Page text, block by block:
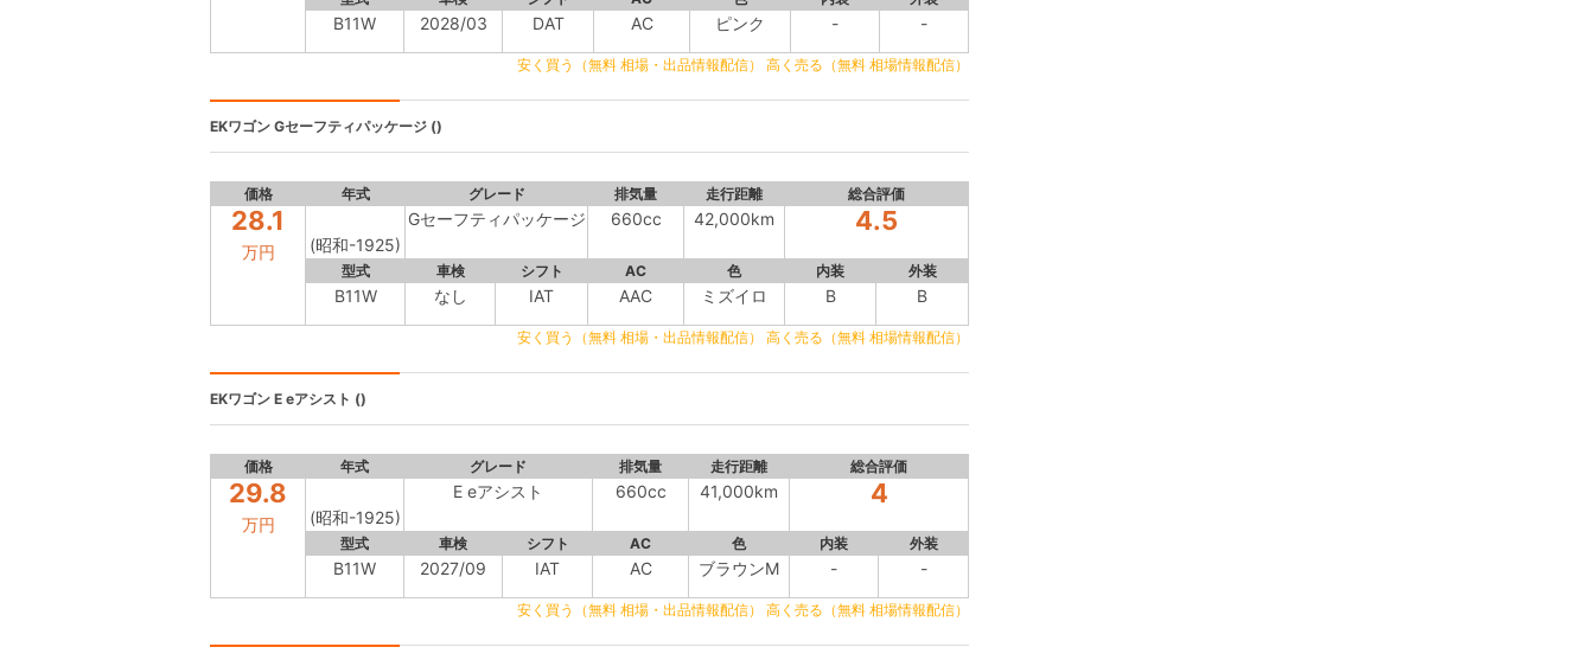
B11W 2028/03 DAT AC ピンク - -
安く買う（無料 相場・出品情報配信） 高く売る（無料 相場情報配信）
EKワゴン Gセーフティパッケージ ()
価格 年式 グレード 排気量 走行距離 総合評価
28.1
万円 (昭和-1925)
Gセーフティパッケージ 660cc 42,000km 4.5
型式 車検 シフト AC 色 内装 外装
B11W なし IAT AAC ミズイロ B B
安く買う（無料 相場・出品情報配信） 高く売る（無料 相場情報配信）
EKワゴン E eアシスト ()
価格 年式 グレード 排気量 走行距離 総合評価
29.8
万円 (昭和-1925)
E eアシスト 660cc 41,000km 4
型式 車検 シフト AC 色 内装 外装
B11W 2027/09 IAT AC ブラウンM - -
安く買う（無料 相場・出品情報配信） 高く売る（無料 相場情報配信）